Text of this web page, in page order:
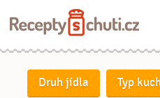
Druh jídla Typ